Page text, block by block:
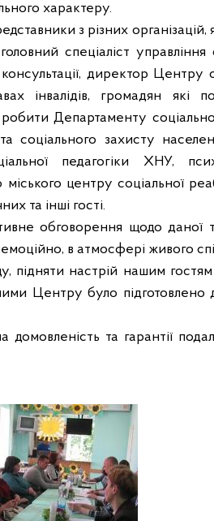
характеру.
з різних організацій,
спеціаліст управління
директор Центру
інвалідів, громадян які
Департаменту
соціального захисту
педагогіки ХНУ,
центру соціальної
та інші гості.
обговорення щодо даної
в атмосфері живого
підняти настрій нашим
Центру було
та гарантії